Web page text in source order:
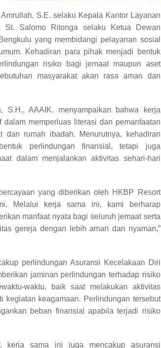
S.E. selaku Kepala Kantor Layanan
St. Salomo Ritonga selaku Ketua Dewan
yang membidangi pelayanan sosial
Kehadiran para pihak menjadi bentuk
risiko bagi jemaat maupun aset
masyarakat akan rasa aman dan
S.H., AAAIK. menyampaikan bahwa kerja
memperluas literasi dan pemanfaatan
dan rumah ibadah. Menurutnya, kehadiran
perlindungan finansial, tetapi juga
dalam menjalankan aktivitas sehari-hari
yang diberikan oleh HKBP Resort
Melalui kerja sama ini, kami berharap
manfaat nyata bagi seluruh jemaat serta
gereja dengan lebih aman dan nyaman,”
perlindungan Asuransi Kecelakaan Diri
jaminan perlindungan terhadap risiko
waktu, baik saat melakukan aktivitas
kegiatan keagamaan. Perlindungan tersebut
beban finansial apabila terjadi risiko
kerja sama ini juga mencakup asuransi